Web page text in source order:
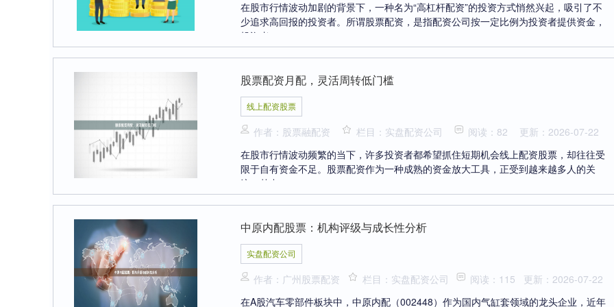
在股市行情波动加剧的背景下，一种名为“高杠杆配资”的投资方式悄然兴起，吸引了不
少追求高回报的投资者。所谓股票配资，是指配资公司按一定比例为投资者提供资金，
投资者....
股票配资月配，灵活周转低门槛
线上配资股票
作者：股票融配资 栏目：实盘配资公司 阅读：82
更新：2026-07-22
在股市行情波动频繁的当下，许多投资者都希望抓住短期机会线上配资股票，却往往受
限于自有资金不足。股票配资作为一种成熟的资金放大工具，正受到越来越多人的关
注。其中，....
中原内配股票：机构评级与成长性分析
实盘配资公司
作者：广州股票配资 栏目：实盘配资公司 阅读：115
更新：2026-07-22
在A股汽车零部件板块中，中原内配（002448）作为国内气缸套领域的龙头企业，近年